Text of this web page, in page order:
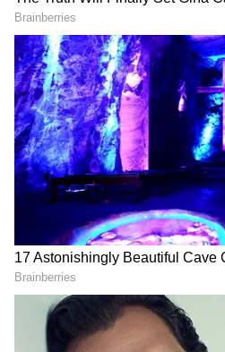
2
4
soodhu kavvum 2 movie
பாகம் 10
உருவாகி உள்ளது. முதல்